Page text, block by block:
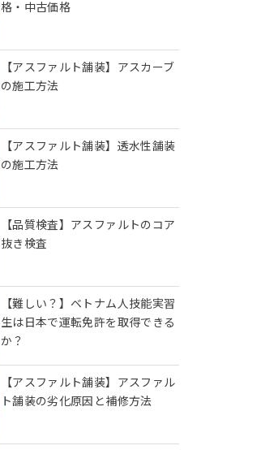
格・中古価格
【アスファルト舗装】アスカーブ
の施工方法
【アスファルト舗装】透水性舗装
の施工方法
【品質検査】アスファルトのコア
抜き検査
【難しい？】ベトナム人技能実習
生は日本で運転免許を取得できる
か？
【アスファルト舗装】アスファル
ト舗装の劣化原因と補修方法